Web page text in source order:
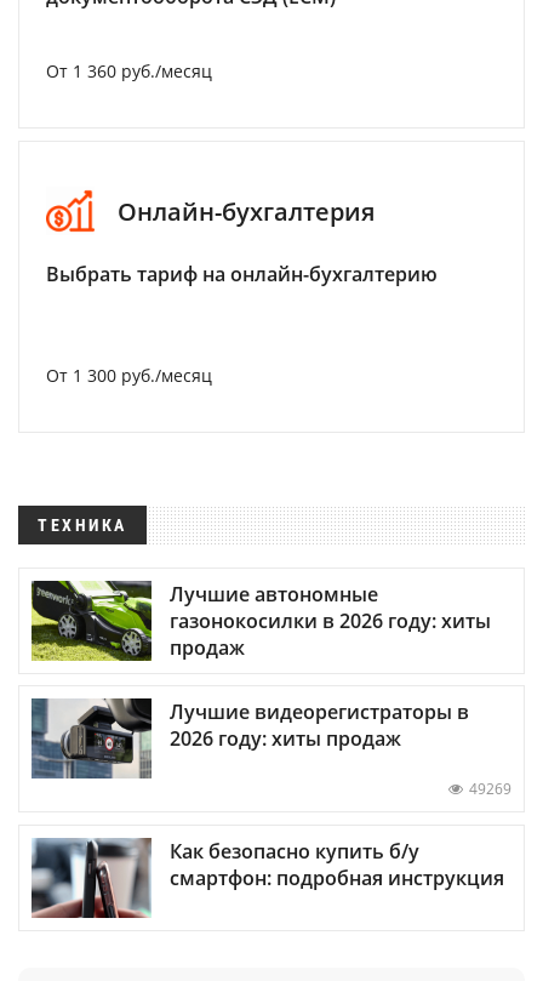
От 1 360 руб./месяц
Онлайн-бухгалтерия
Выбрать тариф на онлайн-бухгалтерию
От 1 300 руб./месяц
ТЕХНИКА
Лучшие автономные
газонокосилки в 2026 году: хиты
продаж
Лучшие видеорегистраторы в
2026 году: хиты продаж
49269
Как безопасно купить б/у
смартфон: подробная инструкция